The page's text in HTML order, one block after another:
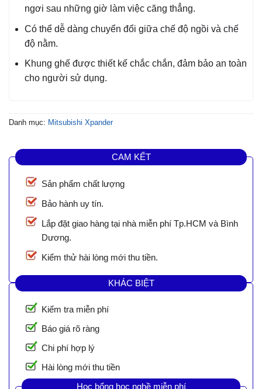
ngơi sau những giờ làm việc căng thẳng.
Có thể dễ dàng chuyển đổi giữa chế độ ngồi và chế
độ nằm.
Khung ghế được thiết kế chắc chắn, đảm bảo an toàn
cho người sử dụng.
Danh mục: Mitsubishi Xpander
CAM KẾT
Sản phẩm chất lượng
Bảo hành uy tín.
Lắp đặt giao hàng tại nhà miễn phí Tp.HCM và Bình
Dương.
Kiểm thử hài lòng mới thu tiền.
KHÁC BIỆT
Kiểm tra miễn phí
Báo giá rõ ràng
Chi phí hợp lý
Hài lòng mới thu tiền
Học bổng học nghề miễn phí